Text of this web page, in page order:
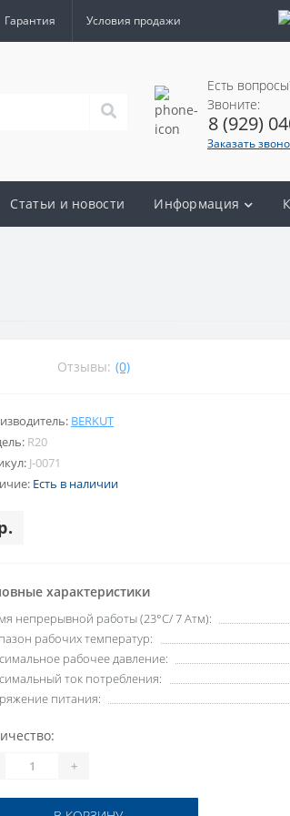
Гарантия Условия продажи
Есть
Звоните:
8 (929)
Заказать
Статьи и новости Информация
Отзывы: (0)
BERKUT
R20
J-0071
Есть в наличии
характеристики
непрерывной работы (23°C/ 7 Атм):
рабочих температур:
рабочее давление:
ток потребления:
питания:
+